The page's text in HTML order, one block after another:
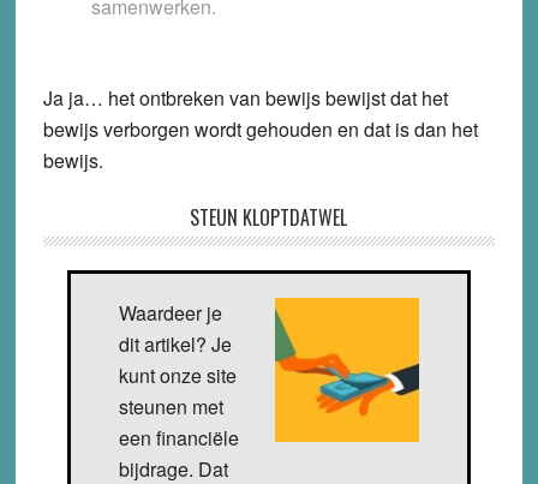
samenwerken.
Ja ja… het ontbreken van bewijs bewijst dat het
bewijs verborgen wordt gehouden en dat is dan het
bewijs.
STEUN KLOPTDATWEL
Waardeer je
dit artikel? Je
kunt onze site
steunen met
een financiële
bijdrage. Dat